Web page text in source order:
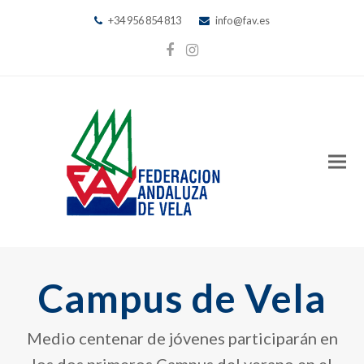
+34 956 854 813 info@fav.es
Facebook
Instagram
Campus de Vela
Medio centenar de jóvenes participarán en